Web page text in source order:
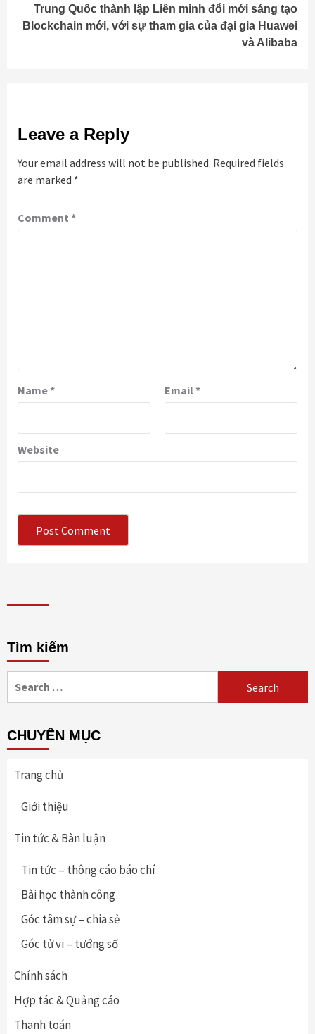
Trung Quốc thành lập Liên minh đổi mới sáng tạo
Blockchain mới, với sự tham gia của đại gia Huawei
và Alibaba
Leave a Reply
Your email address will not be published. Required fields
are marked *
Comment *
Name* Email*
Website
Tìm kiếm
CHUYÊN MỤC
Trang chủ
Giới thiệu
Tin tức & Bàn luận
Tin tức – thông cáo báo chí
Bài học thành công
Góc tâm sự – chia sẻ
Góc tử vi – tướng số
Chính sách
Hợp tác & Quảng cáo
Thanh toán